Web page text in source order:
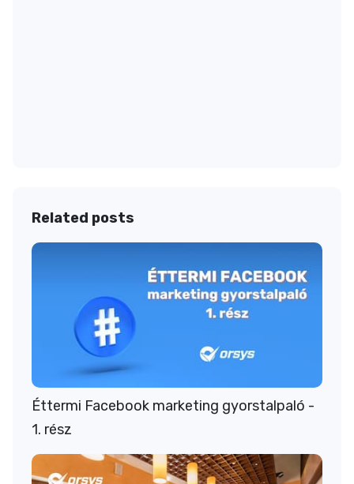
Related posts
Éttermi Facebook marketing gyorstalpaló -
1. rész